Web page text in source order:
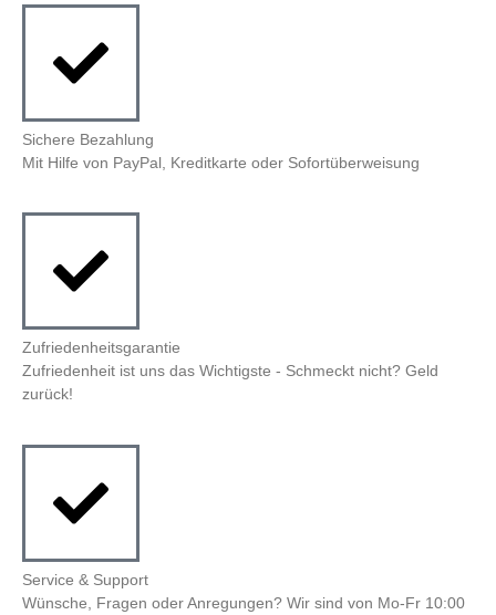
Sichere Bezahlung
Mit Hilfe von PayPal, Kreditkarte oder Sofortüberweisung
Zufriedenheitsgarantie
Zufriedenheit ist uns das Wichtigste - Schmeckt nicht? Geld
zurück!
Service & Support
Wünsche, Fragen oder Anregungen? Wir sind von Mo-Fr 10:00